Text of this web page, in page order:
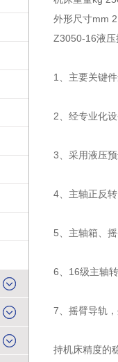
外形尺寸mm
Z3050-16液
1、主要关键
2、经专业化
3、采用液压
4、主轴正反
5、主轴箱、
6、16级主轴
7、摇臂导轨
持机床精度的